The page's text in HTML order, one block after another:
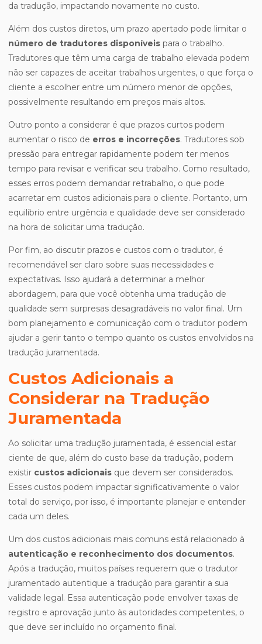
da tradução, impactando novamente no custo.
Além dos custos diretos, um prazo apertado pode limitar o
número de tradutores disponíveis para o trabalho.
Tradutores que têm uma carga de trabalho elevada podem
não ser capazes de aceitar trabalhos urgentes, o que força o
cliente a escolher entre um número menor de opções,
possivelmente resultando em preços mais altos.
Outro ponto a considerar é que prazos curtos podem
aumentar o risco de erros e incorreções. Tradutores sob
pressão para entregar rapidamente podem ter menos
tempo para revisar e verificar seu trabalho. Como resultado,
esses erros podem demandar retrabalho, o que pode
acarretar em custos adicionais para o cliente. Portanto, um
equilíbrio entre urgência e qualidade deve ser considerado
na hora de solicitar uma tradução.
Por fim, ao discutir prazos e custos com o tradutor, é
recomendável ser claro sobre suas necessidades e
expectativas. Isso ajudará a determinar a melhor
abordagem, para que você obtenha uma tradução de
qualidade sem surpresas desagradáveis no valor final. Um
bom planejamento e comunicação com o tradutor podem
ajudar a gerir tanto o tempo quanto os custos envolvidos na
tradução juramentada.
Custos Adicionais a
Considerar na Tradução
Juramentada
Ao solicitar uma tradução juramentada, é essencial estar
ciente de que, além do custo base da tradução, podem
existir custos adicionais que devem ser considerados.
Esses custos podem impactar significativamente o valor
total do serviço, por isso, é importante planejar e entender
cada um deles.
Um dos custos adicionais mais comuns está relacionado à
autenticação e reconhecimento dos documentos.
Após a tradução, muitos países requerem que o tradutor
juramentado autentique a tradução para garantir a sua
validade legal. Essa autenticação pode envolver taxas de
registro e aprovação junto às autoridades competentes, o
que deve ser incluído no orçamento final.